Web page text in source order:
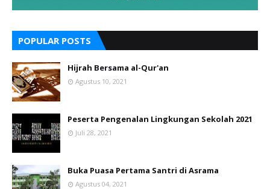
POPULAR POSTS
Hijrah Bersama al-Qur'an
Agustus 10, 2021
Peserta Pengenalan Lingkungan Sekolah 2021
Juli 28, 2021
Buka Puasa Pertama Santri di Asrama
Agustus 04, 2021